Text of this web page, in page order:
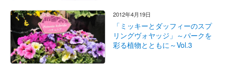
2012年4月19日
「ミッキーとダッフィーのスプ
リングヴォヤッジ」～パークを
彩る植物とともに～Vol.3